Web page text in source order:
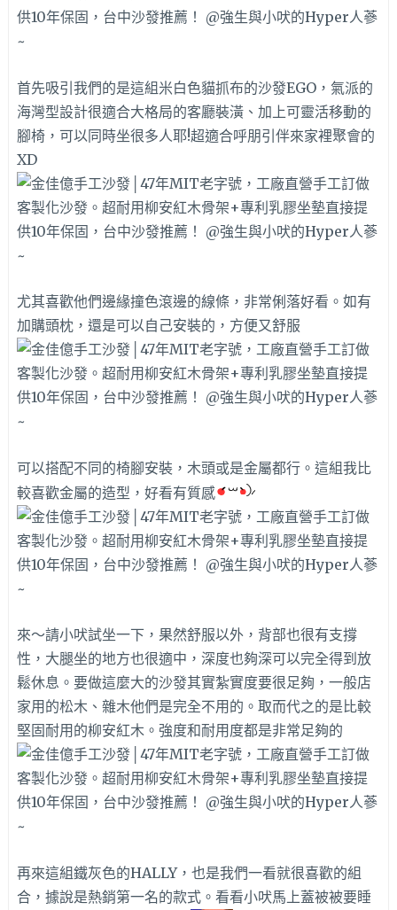
首先吸引我們的是這組米白色貓抓布的沙發EGO，氣派的
海灣型設計很適合大格局的客廳裝潢、加上可靈活移動的
腳椅，可以同時坐很多人耶!超適合呼朋引伴來家裡聚會的
XD
尤其喜歡他們邊緣撞色滾邊的線條，非常俐落好看。如有
加購頭枕，還是可以自己安裝的，方便又舒服
可以搭配不同的椅腳安裝，木頭或是金屬都行。這組我比
較喜歡金屬的造型，好看有質感
來～請小吠試坐一下，果然舒服以外，背部也很有支撐
性，大腿坐的地方也很適中，深度也夠深可以完全得到放
鬆休息。要做這麼大的沙發其實紮實度要很足夠，一般店
家用的松木、雜木他們是完全不用的。取而代之的是比較
堅固耐用的柳安紅木。強度和耐用度都是非常足夠的
再來這組鐵灰色的HALLY，也是我們一看就很喜歡的組
合，據說是熱銷第一名的款式。看看小吠馬上蓋被被要睡